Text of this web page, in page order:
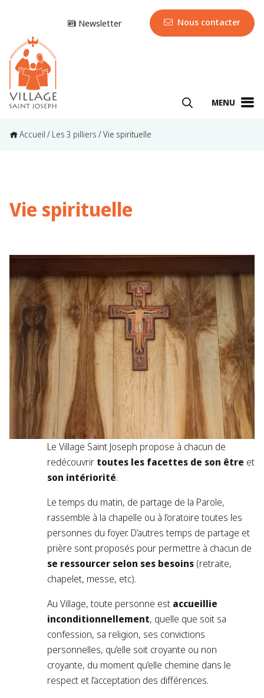
Newsletter Nous contacter
MENU
Accueil / Les 3 pilliers /Vie spirituelle
Vie spirituelle
Le Village Saint Joseph propose à chacun de
redécouvrir toutes les facettes de son être et
son intériorité.
Le temps du matin, de partage de la Parole,
rassemble à la chapelle ou à l’oratoire toutes les
personnes du foyer. D’autres temps de partage et
prière sont proposés pour permettre à chacun de
se ressourcer selon ses besoins (retraite,
chapelet, messe, etc).
Au Village, toute personne est accueillie
inconditionnellement, quelle que soit sa
confession, sa religion, ses convictions
personnelles, qu’elle soit croyante ou non
croyante, du moment qu’elle chemine dans le
respect et l’acceptation des différences.